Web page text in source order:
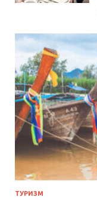
ТУРИЗМ